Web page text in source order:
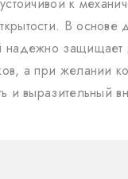
В основе
защищает
а при желании
и выразительный